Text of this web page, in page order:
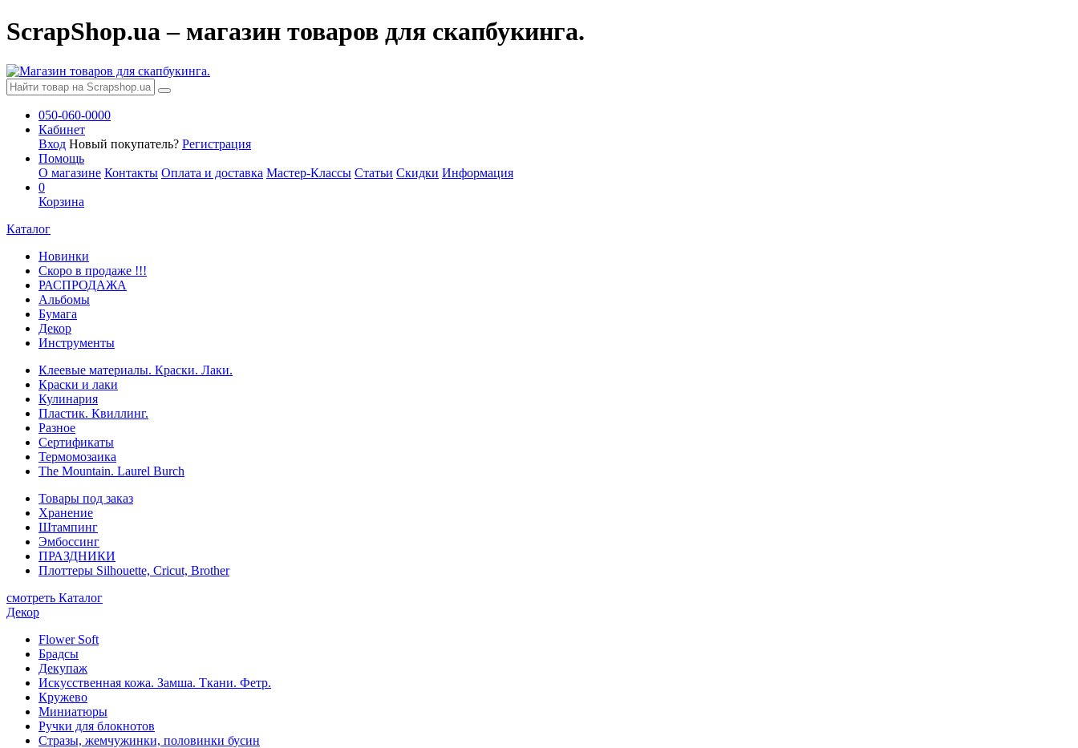
ScrapShop.ua – магазин товаров для скапбукинга.
050-060-0000
Кабинет
Вход Новый покупатель? Регистрация
Помощь
О магазине Контакты Оплата и доставка Мастер-Классы Статьи Скидки Информация
0
Корзина
Каталог
Новинки
Скоро в продаже !!!
РАСПРОДАЖА
Альбомы
Бумага
Декор
Инструменты
Клеевые материалы. Краски. Лаки.
Краски и лаки
Кулинария
Пластик. Квиллинг.
Разное
Сертификаты
Термомозаика
The Mountain. Laurel Burch
Товары под заказ
Хранение
Штампинг
Эмбоссинг
ПРАЗДНИКИ
Плоттеры Silhouette, Cricut, Brother
смотреть Каталог
Декор
Flower Soft
Брадсы
Декупаж
Искусственная кожа. Замша. Ткани. Фетр.
Кружево
Миниатюры
Ручки для блокнотов
Стразы, жемчужинки, половинки бусин